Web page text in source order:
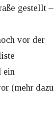
gestellt –
vor der
ein
(mehr dazu